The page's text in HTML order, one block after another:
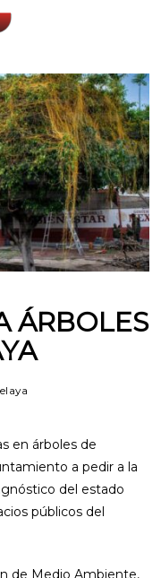
ÁRBOLES
en árboles de
a pedir a la
del estado
públicos del
de Medio Ambiente,